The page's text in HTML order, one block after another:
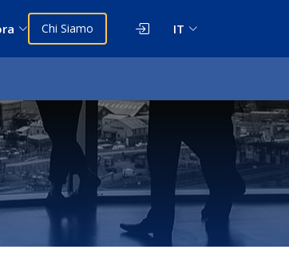
Chi Siamo IT